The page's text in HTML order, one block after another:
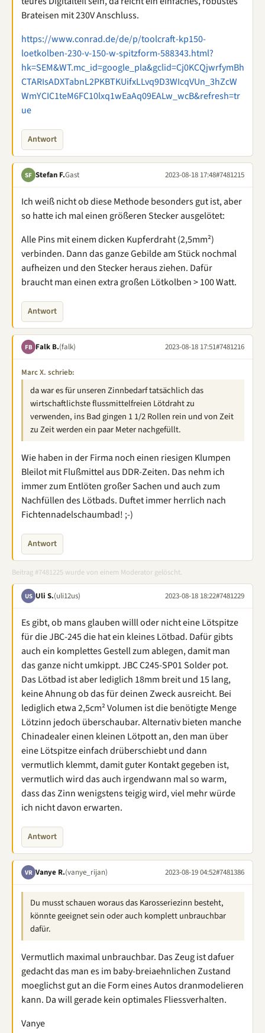
Brateisen mit 230V Anschluss.
https://www.conrad.de/de/p/toolcraft-kp150-
loetkolben-230-v-150-w-spitzform-588343.html?
hk=SEM&WT.mc_id=google_pla&gclid=Cj0KCQjwrfymBh
CTARIsADXTabnL2PKBTKUifxLLvq9D3WIcqVUn_3hZcW
WmYCIC1teM6FC10lxq1wEaAq09EALw_wcB&refresh=tr
ue
Antwort
SF Stefan F.Gast 2023-08-18 17:48#7481215
Ich weiß nicht ob diese Methode besonders gut ist, aber
so hatte ich mal einen größeren Stecker ausgelötet:
Alle Pins mit einem dicken Kupferdraht (2,5mm²)
verbinden. Dann das ganze Gebilde am Stück nochmal
aufheizen und den Stecker heraus ziehen. Dafür
braucht man einen extra großen Lötkolben > 100 Watt.
Antwort
FB Falk B.(falk) 2023-08-18 17:51#7481216
Marc X. schrieb:
da war es für unseren Zinnbedarf tatsächlich das
wirtschaftlichste flussmittelfreien Lötdraht zu
verwenden, ins Bad gingen 1 1/2 Rollen rein und von Zeit
zu Zeit werden ein paar Meter nachgefüllt.
Wie haben in der Firma noch einen riesigen Klumpen
Bleilot mit Flußmittel aus DDR-Zeiten. Das nehm ich
immer zum Entlöten großer Sachen und auch zum
Nachfüllen des Lötbads. Duftet immer herrlich nach
Fichtennadelschaumbad! ;-)
Antwort
Beitrag #7481225 wurde von einem Moderator gelöscht.
US Uli S.(uli12us) 2023-08-18 18:22#7481229
Es gibt, ob mans glauben willl oder nicht eine Lötspitze
für die JBC-245 die hat ein kleines Lötbad. Dafür gibts
auch ein komplettes Gestell zum ablegen, damit man
das ganze nicht umkippt. JBC C245-SP01 Solder pot.
Das Lötbad ist aber lediglich 18mm breit und 15 lang,
keine Ahnung ob das für deinen Zweck ausreicht. Bei
lediglich etwa 2,5cm² Volumen ist die benötigte Menge
Lötzinn jedoch überschaubar. Alternativ bieten manche
Chinadealer einen kleinen Lötpott an, den man über
eine Lötspitze einfach drüberschiebt und dann
vermutlich klemmt, damit guter Kontakt gegeben ist,
vermutlich wird das auch irgendwann mal so warm,
dass das Zinn wenigstens teigig wird, viel mehr würde
ich nicht davon erwarten.
Antwort
VR Vanye R.(vanye_rijan) 2023-08-19 04:52#7481386
Du musst schauen woraus das Karosseriezinn besteht,
könnte geeignet sein oder auch komplett unbrauchbar
dafür.
Vermutlich maximal unbrauchbar. Das Zeug ist dafuer
gedacht das man es im baby-breiaehnlichen Zustand
moeglichst gut an die Form eines Autos dranmodelieren
kann. Da will gerade kein optimales Fliessverhalten.
Vanye